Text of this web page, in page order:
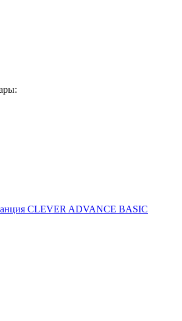
CLEVER ADVANCE BASIC